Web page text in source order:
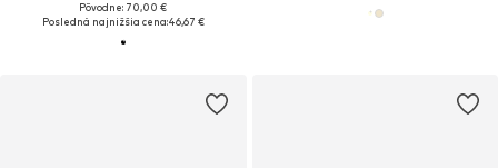
Pôvodne: 70,00 €
Posledná najnižšia cena:46,67 €